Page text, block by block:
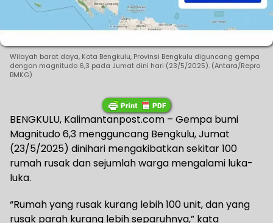
Wilayah barat daya, Kota Bengkulu, Provinsi Bengkulu diguncang gempa
dengan magnitudo 6,3 pada Jumat dini hari (23/5/2025). (Antara/Repro
BMKG)
BENGKULU, Kalimantanpost.com – Gempa bumi
Magnitudo 6,3 mengguncang Bengkulu, Jumat
(23/5/2025) dinihari mengakibatkan sekitar 100
rumah rusak dan sejumlah warga mengalami luka-
luka.
“Rumah yang rusak kurang lebih 100 unit, dan yang
rusak parah kurang lebih separuhnya,” kata